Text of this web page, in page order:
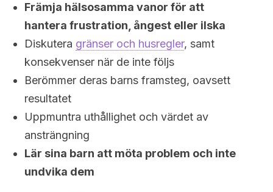
Främja hälsosamma vanor för att
hantera frustration, ångest eller ilska
Diskutera gränser och husregler, samt
konsekvenser när de inte följs
Berömmer deras barns framsteg, oavsett
resultatet
Uppmuntra uthållighet och värdet av
ansträngning
Lär sina barn att möta problem och inte
undvika dem